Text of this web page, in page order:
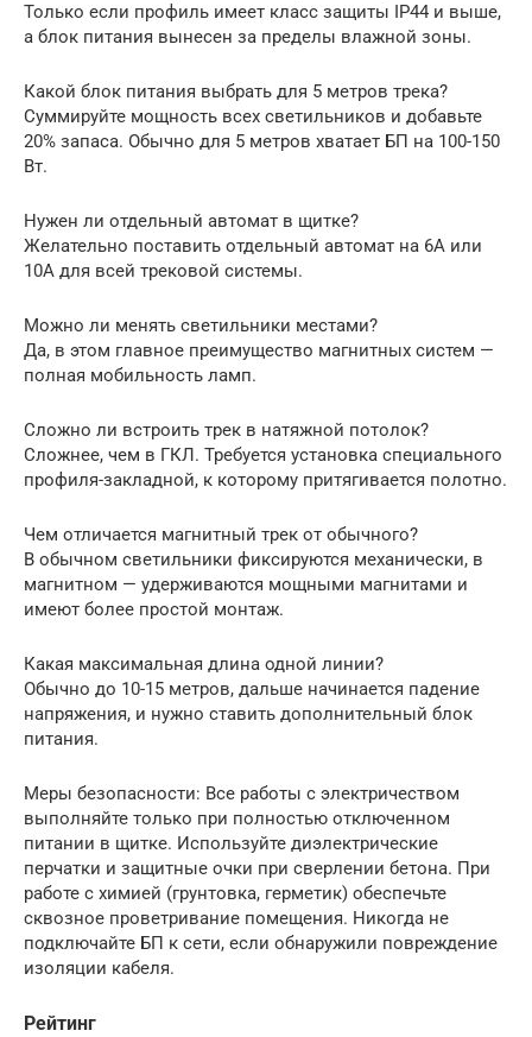
Только если профиль имеет класс защиты IP44 и выше,
а блок питания вынесен за пределы влажной зоны.
Какой блок питания выбрать для 5 метров трека?
Суммируйте мощность всех светильников и добавьте
20% запаса. Обычно для 5 метров хватает БП на 100-150
Вт.
Нужен ли отдельный автомат в щитке?
Желательно поставить отдельный автомат на 6А или
10А для всей трековой системы.
Можно ли менять светильники местами?
Да, в этом главное преимущество магнитных систем —
полная мобильность ламп.
Сложно ли встроить трек в натяжной потолок?
Сложнее, чем в ГКЛ. Требуется установка специального
профиля-закладной, к которому притягивается полотно.
Чем отличается магнитный трек от обычного?
В обычном светильники фиксируются механически, в
магнитном — удерживаются мощными магнитами и
имеют более простой монтаж.
Какая максимальная длина одной линии?
Обычно до 10-15 метров, дальше начинается падение
напряжения, и нужно ставить дополнительный блок
питания.
Меры безопасности: Все работы с электричеством
выполняйте только при полностью отключенном
питании в щитке. Используйте диэлектрические
перчатки и защитные очки при сверлении бетона. При
работе с химией (грунтовка, герметик) обеспечьте
сквозное проветривание помещения. Никогда не
подключайте БП к сети, если обнаружили повреждение
изоляции кабеля.
Рейтинг